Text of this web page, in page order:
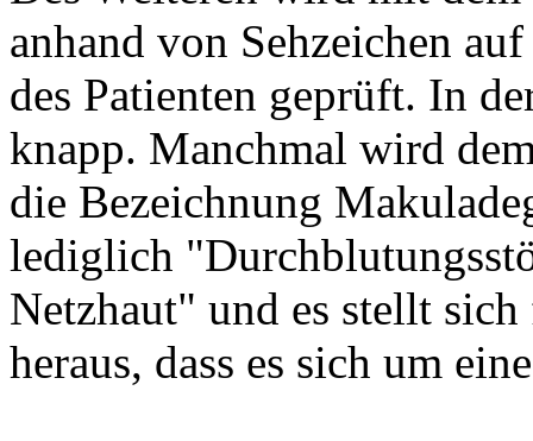
anhand von Sehzeichen
des Patienten geprüft. In
knapp. Manchmal wird
die Bezeichnung
lediglich
Netzhaut" und es stellt
heraus, dass es sich um